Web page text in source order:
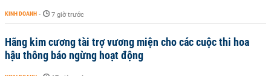
KINH DOANH - 7 giờ trước
Hãng kim cương tài trợ vương miện cho các cuộc thi hoa
hậu thông báo ngừng hoạt động